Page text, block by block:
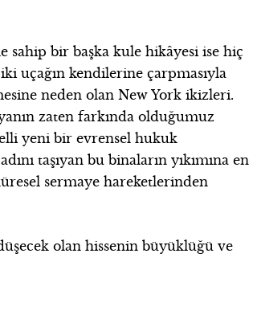
sahip bir başka kule hikâyesi ise hiç
uçağın kendilerine çarpmasıyla
neden olan New York ikizleri.
zaten farkında olduğumuz
yeni bir evrensel hukuk
taşıyan bu binaların yıkımına en
sermaye hareketlerinden
olan hissenin büyüklüğü ve